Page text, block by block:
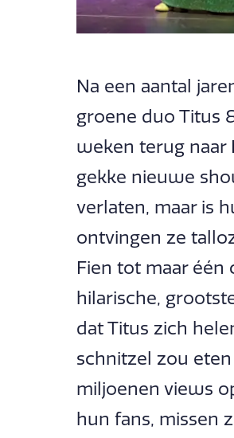
Na een aantal
groene duo Titus
weken terug naar
gekke nieuwe
verlaten, maar is
ontvingen ze
Fien tot maar één
hilarische,
dat Titus zich
schnitzel zou
miljoenen views
hun fans, missen